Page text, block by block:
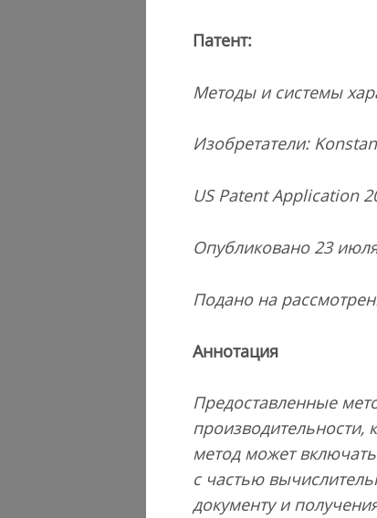
Патент:
Методы и системы
Изобретатели:
US Patent Application
Опубликовано 23
Подано на
Аннотация
Предоставленные
производительности,
метод может
с частью
документу и